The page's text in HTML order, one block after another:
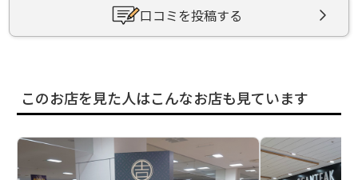
口コミを投稿する
このお店を見た人はこんなお店も見ています